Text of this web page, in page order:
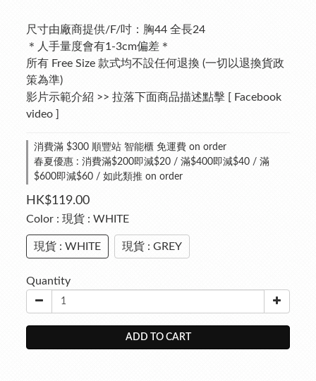
尺寸由廠商提供/F/吋：胸44 全長24
＊人手量度會有1-3cm偏差＊
所有 Free Size 款式均不設任何退換 (一切以退換貨政
策為準)
影片示範介紹 >> 拉落下面商品描述點擊 [ Facebook
video ]
消費滿 $300 順豐站 智能櫃 免運費 on order
春夏優惠 : 消費滿$200即減$20 / 滿$400即減$40 / 滿
$600即減$60 / 如此類推 on order
HK$119.00
Color : 現貨 : WHITE
現貨 : WHITE 現貨 : GREY
Quantity
ADD TO CART